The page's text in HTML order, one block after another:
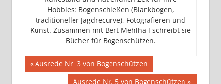
Hobbies: Bogenschießen (Blankbogen,
traditioneller Jagdrecurve), Fotografieren und
Kunst. Zusammen mit Bert Mehlhaff schreibt sie
Bücher für Bogenschützen.
AUSREDE
Beitragsnavigation
Vorheriger
Beitrag:
Ausrede Nr. 3 von Bogenschützen
Nächster
Ausrede Nr. 5 von Bogenschützen